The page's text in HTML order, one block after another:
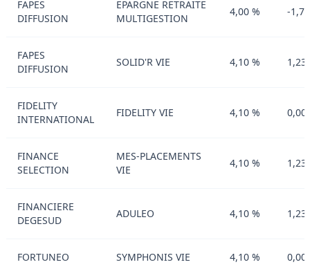
FAPES
DIFFUSION
EPARGNE RETRAITE
MULTIGESTION
4,00 % -
FAPES
DIFFUSION
SOLID'R VIE 4,10 %
FIDELITY
INTERNATIONAL
FIDELITY VIE 4,10 %
FINANCE
SELECTION
MES-PLACEMENTS
VIE
4,10 %
FINANCIERE
DEGESUD
ADULEO 4,10 %
FORTUNEO SYMPHONIS VIE 4,10 %